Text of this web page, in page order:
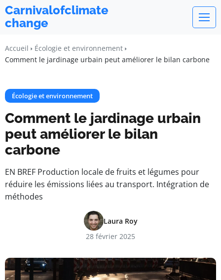
Carnivalofclimate
change
Accueil
Écologie et environnement
Comment le jardinage urbain peut améliorer le bilan carbone
Écologie et environnement
Comment le jardinage urbain
peut améliorer le bilan
carbone
EN BREF Production locale de fruits et légumes pour
réduire les émissions liées au transport. Intégration de
méthodes
Laura Roy
28 février 2025